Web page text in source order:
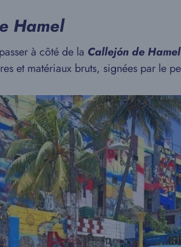
Hamel
à côté de la Callejón de Hamel
et matériaux bruts, signées par le